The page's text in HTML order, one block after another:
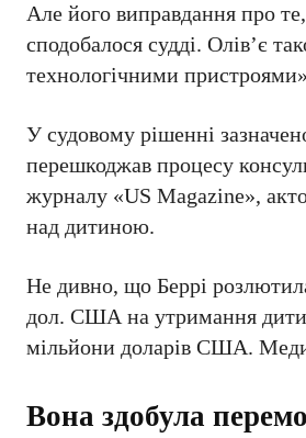
Але його виправдання про
сподобалося судді. Олів’є
технологічними
У судовому рішенні
перешкоджав процесу
журналу «US Magazine»,
над дитиною.
Не дивно, що Беррі
дол. США на утримання
мільйони доларів США.
Вона здобула